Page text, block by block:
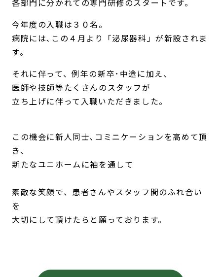
各部門に分かれての専門研修のスタートです。
今年度の入職は３０名。
病院には､この４月より「泌尿器科」が新設されま
す。
それに伴って、例年の新卒･中途に加え、
医師や技師等たくさんのスタッフが
立ち上げに伴って入職いただきました。
この機会に新人同士､コミニケーションを高めて頂
き、
新たなユニホームに袖を通して
素敵な笑顔で、患者さんやスタッフ間のふれ合い
を
大切にして頂けたらと願っております。